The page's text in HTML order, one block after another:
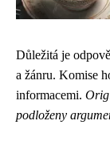
Důležitá je
a žánru. Komise
informacemi.
podloženy